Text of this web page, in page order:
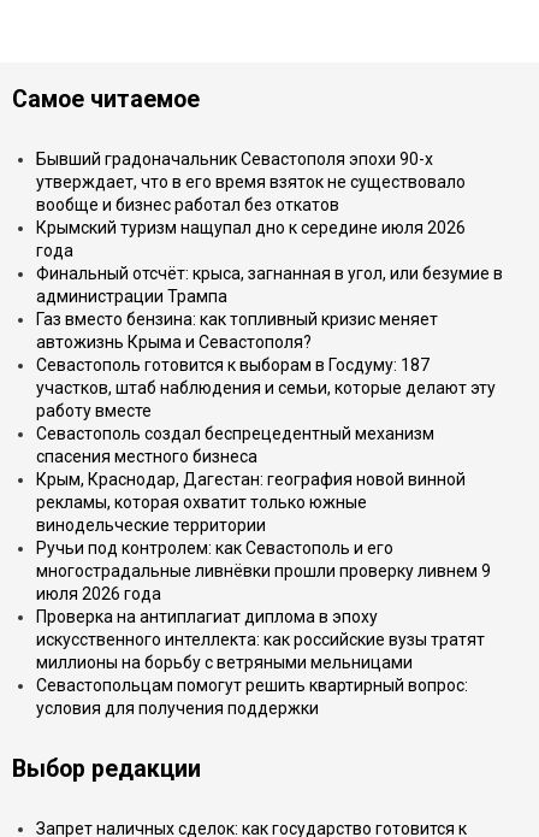
Самое читаемое
Бывший градоначальник Севастополя эпохи 90-х
утверждает, что в его время взяток не существовало
вообще и бизнес работал без откатов
Крымский туризм нащупал дно к середине июля 2026
года
Финальный отсчёт: крыса, загнанная в угол, или безумие в
администрации Трампа
Газ вместо бензина: как топливный кризис меняет
автожизнь Крыма и Севастополя?
Севастополь готовится к выборам в Госдуму: 187
участков, штаб наблюдения и семьи, которые делают эту
работу вместе
Севастополь создал беспрецедентный механизм
спасения местного бизнеса
Крым, Краснодар, Дагестан: география новой винной
рекламы, которая охватит только южные
винодельческие территории
Ручьи под контролем: как Севастополь и его
многострадальные ливнёвки прошли проверку ливнем 9
июля 2026 года
Проверка на антиплагиат диплома в эпоху
искусственного интеллекта: как российские вузы тратят
миллионы на борьбу с ветряными мельницами
Севастопольцам помогут решить квартирный вопрос:
условия для получения поддержки
Выбор редакции
Запрет наличных сделок: как государство готовится к